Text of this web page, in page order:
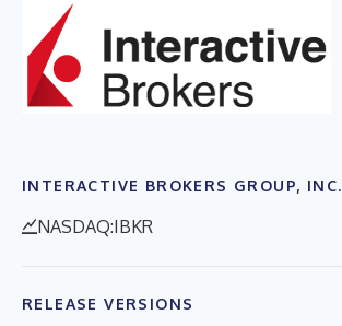
INTERACTIVE BROKERS GROUP, INC.
NASDAQ:IBKR
RELEASE VERSIONS